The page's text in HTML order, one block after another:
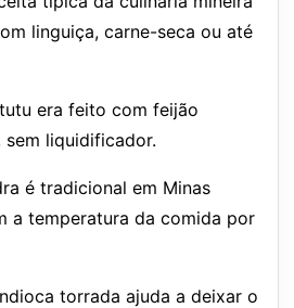
linguiça, carne-seca ou até
era feito com feijão
liquidificador.
é tradicional em Minas
a temperatura da comida por
torrada ajuda a deixar o